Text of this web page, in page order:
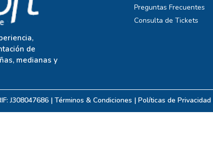
de
medianas y
Preguntas Frecuentes
Consulta de Tickets
J308047686 | Términos & Condiciones |Políticas de Privacidad